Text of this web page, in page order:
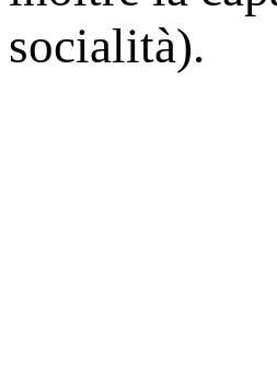
socialità).